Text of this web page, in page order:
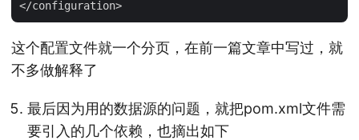
这个配置文件就一个分页，在前一篇文章中写过，就
不多做解释了
最后因为用的数据源的问题，就把pom.xml文件需
要引入的几个依赖，也摘出如下